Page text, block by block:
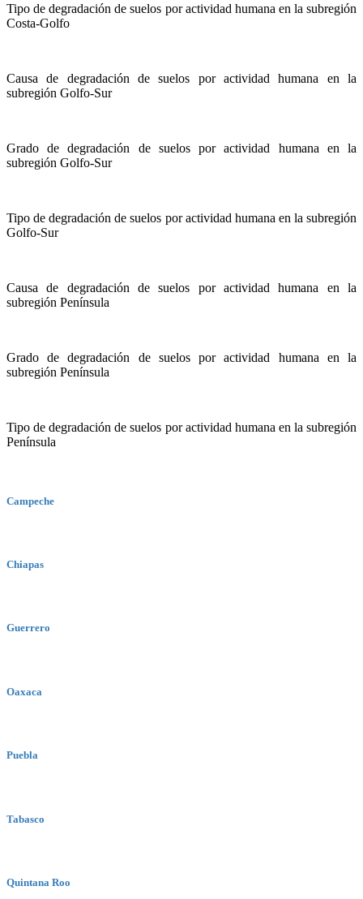
Tipo de degradación de suelos por actividad humana en la subregión
Costa-Golfo
Causa de degradación de suelos por actividad humana en la
subregión Golfo-Sur
Grado de degradación de suelos por actividad humana en la
subregión Golfo-Sur
Tipo de degradación de suelos por actividad humana en la subregión
Golfo-Sur
Causa de degradación de suelos por actividad humana en la
subregión Península
Grado de degradación de suelos por actividad humana en la
subregión Península
Tipo de degradación de suelos por actividad humana en la subregión
Península
Campeche
Chiapas
Guerrero
Oaxaca
Puebla
Tabasco
Quintana Roo